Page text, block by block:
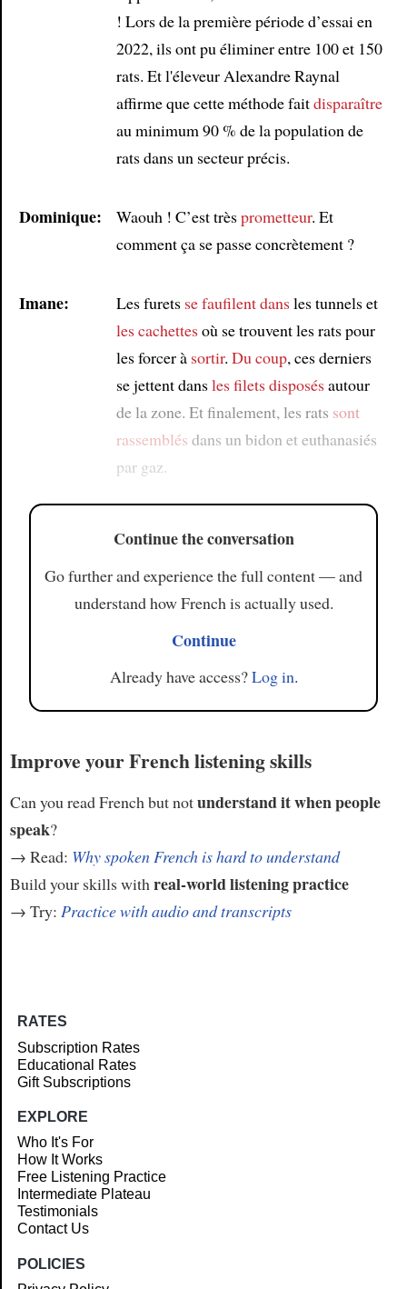
! Lors de la première période d’essai en
2022, ils ont pu éliminer entre 100 et 150
rats. Et l'éleveur Alexandre Raynal
affirme que cette méthode faitdisparaître
au minimum 90 % de la population de
rats dans un secteur précis.
Dominique: Waouh ! C’est trèsprometteur. Et
comment ça se passe concrètement ?
Imane: Les furets se faufilent dansles tunnels et
les cachettesoù se trouvent les rats pour
les forcer à sortir. Du coup, ces derniers
se jettent dansles filetsdisposésautour
de la zone. Et finalement, les rats sont
rassemblés dans un bidon et euthanasiés
par gaz.
Continue the conversation
Go further and experience the full content — and
understand how French is actually used.
Continue
Already have access?Log in.
Improve your French listening skills
Can you read French but notunderstand it when people
speak?
→ Read: Why spoken French is hard to understand
Build your skills withreal-world listening practice
→ Try: Practice with audio and transcripts
RATES
Subscription Rates
Educational Rates
Gift Subscriptions
EXPLORE
Who It's For
How It Works
Free Listening Practice
Intermediate Plateau
Testimonials
Contact Us
POLICIES